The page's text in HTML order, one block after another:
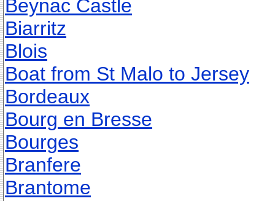
Beynac Castle
Biarritz
Blois
Boat from St Malo to Jersey
Bordeaux
Bourg en Bresse
Bourges
Branfere
Brantome